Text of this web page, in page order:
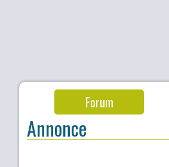
Forum
Annonce